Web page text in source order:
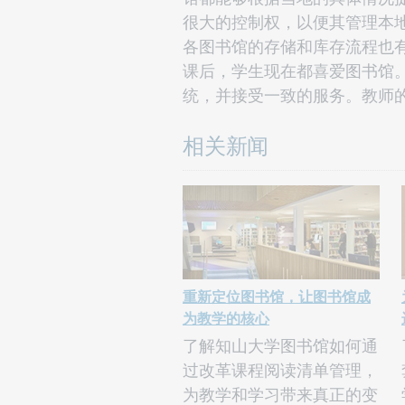
很大的控制权，以便其管理本
各图书馆的存储和库存流程也
课后，学生现在都喜爱图书馆
统，并接受一致的服务。教师
相关新闻
重新定位图书馆，让图书馆成
为教学的核心
了解知山大学图书馆如何通
过改革课程阅读清单管理，
为教学和学习带来真正的变